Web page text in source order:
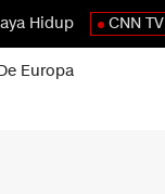
Hidup CNN TV
Europa